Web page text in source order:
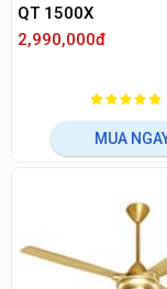
QT 1500X
2,990,000đ
MUA